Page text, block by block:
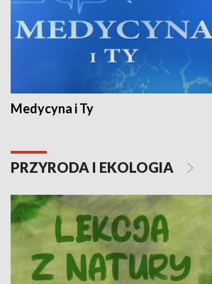
Medycyna i Ty
PRZYRODA I EKOLOGIA